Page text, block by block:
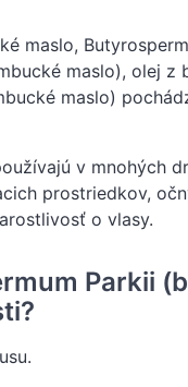
maslo,
maslo), olej z
maslo)
v mnohých
prostriedkov,
o vlasy.
Parkii